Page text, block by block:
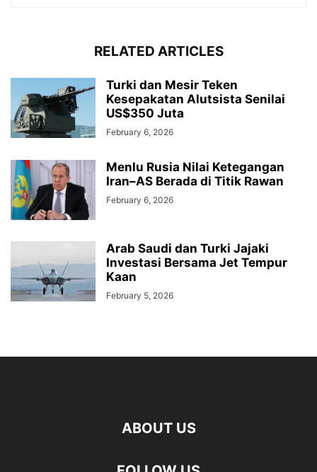
RELATED ARTICLES
Turki dan Mesir Teken
Kesepakatan Alutsista Senilai
US$350 Juta
February 6, 2026
Menlu Rusia Nilai Ketegangan
Iran–AS Berada di Titik Rawan
February 6, 2026
Arab Saudi dan Turki Jajaki
Investasi Bersama Jet Tempur
Kaan
February 5, 2026
ABOUT US